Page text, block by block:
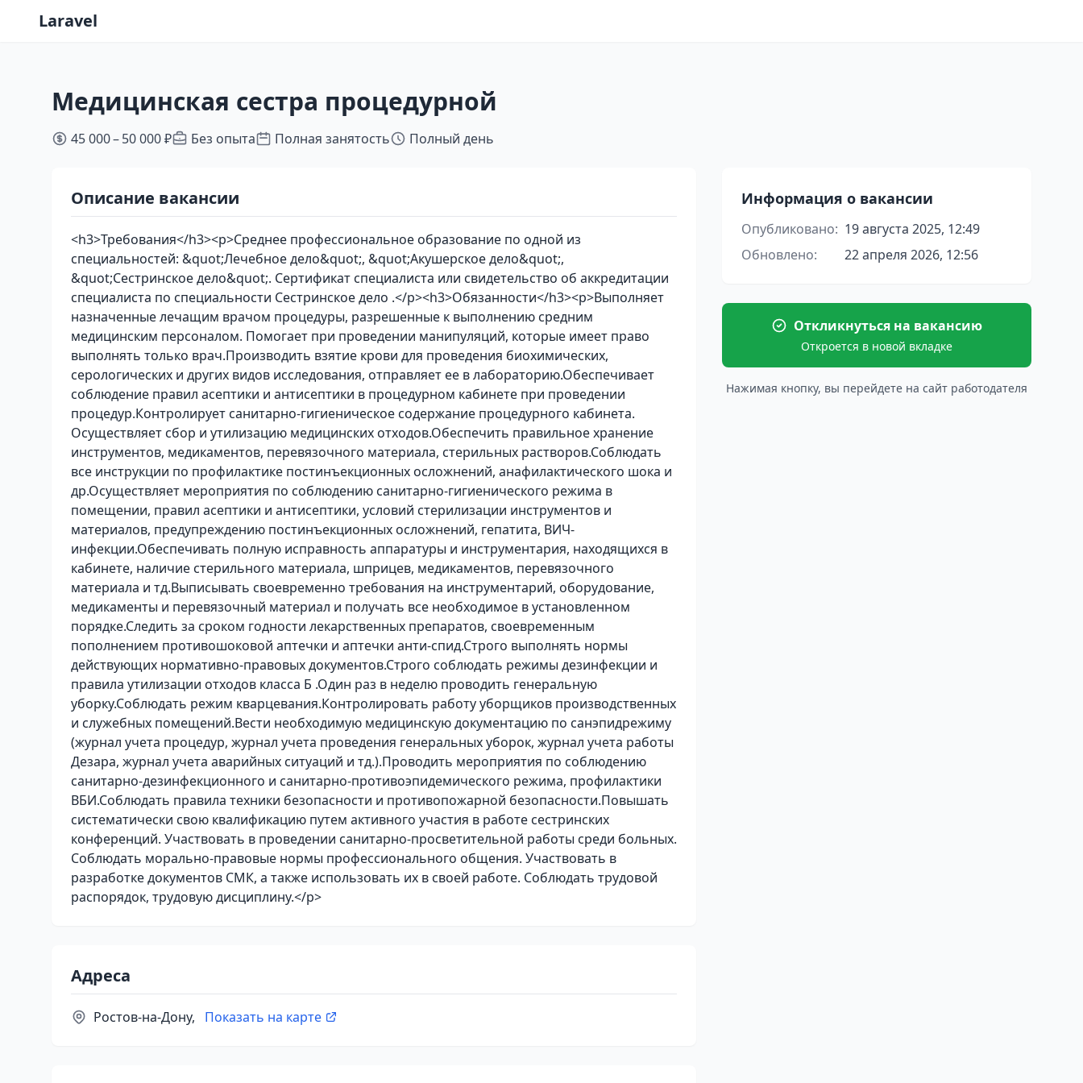
Laravel
Медицинская сестра процедурной
45 000 – 50 000 ₽ Без опыта Полная занятость Полный день
Описание вакансии
<h3>Требования</h3><p>Среднее профессиональное образование по одной из
специальностей: &quot;Лечебное дело&quot;, &quot;Акушерское дело&quot;,
&quot;Сестринское дело&quot;. Сертификат специалиста или свидетельство об аккредитации
специалиста по специальности Сестринское дело .</p><h3>Обязанности</h3><p>Выполняет
назначенные лечащим врачом процедуры, разрешенные к выполнению средним
медицинским персоналом. Помогает при проведении манипуляций, которые имеет право
выполнять только врач.Производить взятие крови для проведения биохимических,
серологических и других видов исследования, отправляет ее в лабораторию.Обеспечивает
соблюдение правил асептики и антисептики в процедурном кабинете при проведении
процедур.Контролирует санитарно-гигиеническое содержание процедурного кабинета.
Осуществляет сбор и утилизацию медицинских отходов.Обеспечить правильное хранение
инструментов, медикаментов, перевязочного материала, стерильных растворов.Соблюдать
все инструкции по профилактике постинъекционных осложнений, анафилактического шока и
др.Осуществляет мероприятия по соблюдению санитарно-гигиенического режима в
помещении, правил асептики и антисептики, условий стерилизации инструментов и
материалов, предупреждению постинъекционных осложнений, гепатита, ВИЧ-
инфекции.Обеспечивать полную исправность аппаратуры и инструментария, находящихся в
кабинете, наличие стерильного материала, шприцев, медикаментов, перевязочного
материала и тд.Выписывать своевременно требования на инструментарий, оборудование,
медикаменты и перевязочный материал и получать все необходимое в установленном
порядке.Следить за сроком годности лекарственных препаратов, своевременным
пополнением противошоковой аптечки и аптечки анти-спид.Строго выполнять нормы
действующих нормативно-правовых документов.Строго соблюдать режимы дезинфекции и
правила утилизации отходов класса Б .Один раз в неделю проводить генеральную
уборку.Соблюдать режим кварцевания.Контролировать работу уборщиков производственных
и служебных помещений.Вести необходимую медицинскую документацию по санэпидрежиму
(журнал учета процедур, журнал учета проведения генеральных уборок, журнал учета работы
Дезара, журнал учета аварийных ситуаций и тд.).Проводить мероприятия по соблюдению
санитарно-дезинфекционного и санитарно-противоэпидемического режима, профилактики
ВБИ.Соблюдать правила техники безопасности и противопожарной безопасности.Повышать
систематически свою квалификацию путем активного участия в работе сестринских
конференций. Участвовать в проведении санитарно-просветительной работы среди больных.
Соблюдать морально-правовые нормы профессионального общения. Участвовать в
разработке документов СМК, а также использовать их в своей работе. Соблюдать трудовой
распорядок, трудовую дисциплину.</p>
Адреса
Ростов-на-Дону, Показать на карте
Информация о вакансии
Опубликовано: 19 августа 2025, 12:49
Обновлено:
22 апреля 2026, 12:56
Откликнуться на вакансию
Откроется в новой вкладке
Нажимая кнопку, вы перейдете на сайт работодателя